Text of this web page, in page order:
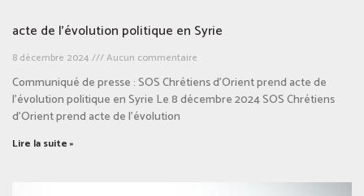
acte de l’évolution politique en Syrie
8 décembre 2024 Aucun commentaire
Communiqué de presse : SOS Chrétiens d’Orient prend acte de
l’évolution politique en Syrie Le 8 décembre 2024 SOS Chrétiens
d’Orient prend acte de l’évolution
Lire la suite »